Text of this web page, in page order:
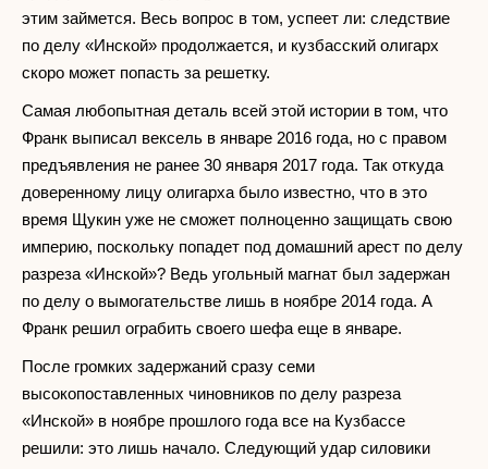
этим займется. Весь вопрос в том, успеет ли: следствие
по делу «Инской» продолжается, и кузбасский олигарх
скоро может попасть за решетку.
Самая любопытная деталь всей этой истории в том, что
Франк выписал вексель в январе 2016 года, но с правом
предъявления не ранее 30 января 2017 года. Так откуда
доверенному лицу олигарха было известно, что в это
время Щукин уже не сможет полноценно защищать свою
империю, поскольку попадет под домашний арест по делу
разреза «Инской»? Ведь угольный магнат был задержан
по делу о вымогательстве лишь в ноябре 2014 года. А
Франк решил ограбить своего шефа еще в январе.
После громких задержаний сразу семи
высокопоставленных чиновников по делу разреза
«Инской» в ноябре прошлого года все на Кузбассе
решили: это лишь начало. Следующий удар силовики